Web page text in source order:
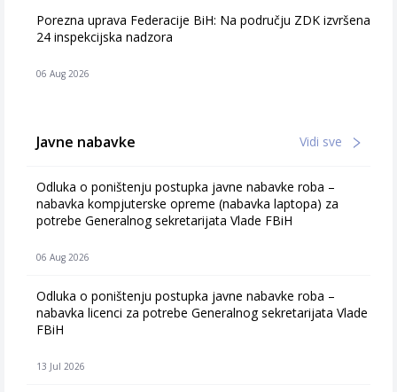
Porezna uprava Federacije BiH: Na području ZDK izvršena
24 inspekcijska nadzora
06 Aug 2026
Javne nabavke Vidi sve
Odluka o poništenju postupka javne nabavke roba –
nabavka kompjuterske opreme (nabavka laptopa) za
potrebe Generalnog sekretarijata Vlade FBiH
06 Aug 2026
Odluka o poništenju postupka javne nabavke roba –
nabavka licenci za potrebe Generalnog sekretarijata Vlade
FBiH
13 Jul 2026